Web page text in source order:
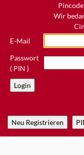
Wir
E-Mail
Passwort
( PIN )